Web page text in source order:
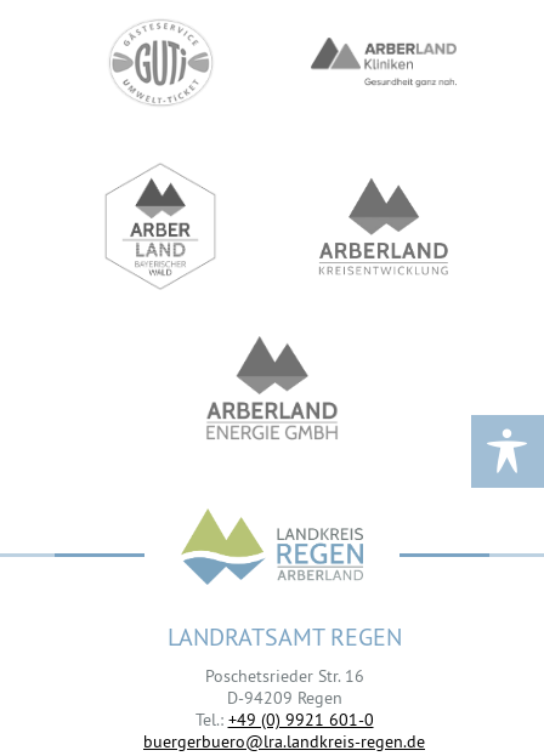
LANDRATSAMT REGEN
Poschetsrieder Str. 16
D-94209 Regen
Tel.: +49 (0) 9921 601-0
buergerbuero@lra.landkreis-regen.de